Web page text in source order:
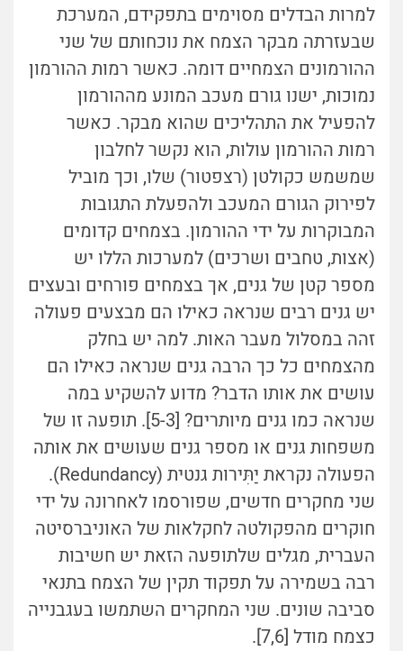
למרות הבדלים מסוימים בתפקידם, המערכת
שבעזרתה מבקר הצמח את נוכחותם של שני
ההורמונים הצמחיים דומה. כאשר רמות ההורמון
נמוכות, ישנו גורם מעכב המונע מההורמון
להפעיל את התהליכים שהוא מבקר. כאשר
רמות ההורמון עולות, הוא נקשר לחלבון
שמשמש כקולטן (רצפטור) שלו, וכך מוביל
לפירוק הגורם המעכב ולהפעלת התגובות
המבוקרות על ידי ההורמון. בצמחים קדומים
(אצות, טחבים ושרכים) למערכות הללו יש
מספר קטן של גנים, אך בצמחים פורחים ובעצים
יש גנים רבים שנראה כאילו הם מבצעים פעולה
זהה במסלול מעבר האות. למה יש בחלק
מהצמחים כל כך הרבה גנים שנראה כאילו הם
עושים את אותו הדבר? מדוע להשקיע במה
שנראה כמו גנים מיותרים? [5-3]. תופעה זו של
משפחות גנים או מספר גנים שעושים את אותה
הפעולה נקראת יַתִּירוּת גנטית (Redundancy).
שני מחקרים חדשים, שפורסמו לאחרונה על ידי
חוקרים מהפקולטה לחקלאות של האוניברסיטה
העברית, מגלים שלתופעה הזאת יש חשיבות
רבה בשמירה על תפקוד תקין של הצמח בתנאי
סביבה שונים. שני המחקרים השתמשו בעגבנייה
כצמח מודל [7,6].